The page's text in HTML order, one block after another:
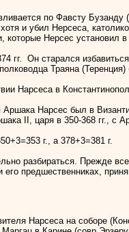
по Фавсту
и убил Нерсеса,
которые Нерсес установил в
гг. Он старался
полководца Траяна
Нарсеса в
Аршака Нарсес был в
II, царя в 350-368 гг., с
г., а 378+3=381 г.
разбираться. Прежде
предшественниках,
Нарсеса на соборе